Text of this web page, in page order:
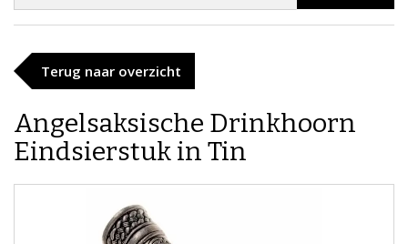
Terug naar overzicht
Angelsaksische Drinkhoorn
Eindsierstuk in Tin